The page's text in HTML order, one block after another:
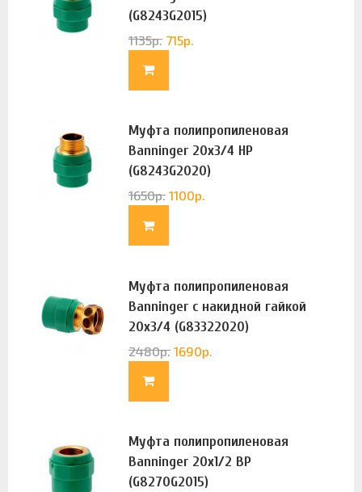
(G8243G2015)
1135р. 715р.
Муфта полипропиленовая
Banninger 20х3/4 НР
(G8243G2020)
1650р. 1100р.
Муфта полипропиленовая
Banninger с накидной гайкой
20х3/4 (G83322020)
2480р. 1690р.
Муфта полипропиленовая
Banninger 20х1/2 ВР
(G8270G2015)